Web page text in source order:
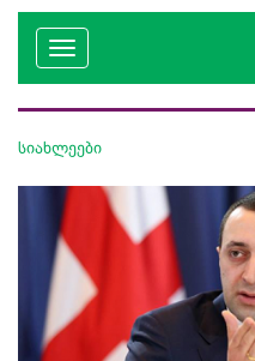
სიახლეები